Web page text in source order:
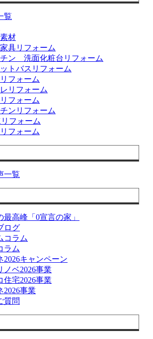
覧
材
具リフォーム
ン 洗面化粧台リフォーム
トバスリフォーム
フォーム
レリフォーム
フォーム
ンリフォーム
フォーム
フォーム
一覧
最高峰「0宣言の家」
ログ
コラム
ラム
2026キャンペーン
ノベ2026事業
住宅2026事業
2026事業
質問